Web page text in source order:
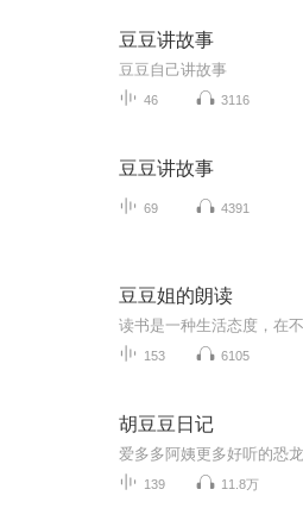
豆豆讲故事
豆豆自己讲故事
46 3116
豆豆讲故事
69 4391
豆豆姐的朗读
153 6105
胡豆豆日记
139 11.8万